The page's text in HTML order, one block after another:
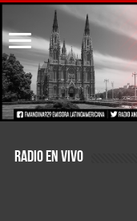
RADIO EN VIVO